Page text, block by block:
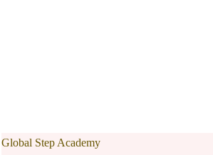
Global Step Academy